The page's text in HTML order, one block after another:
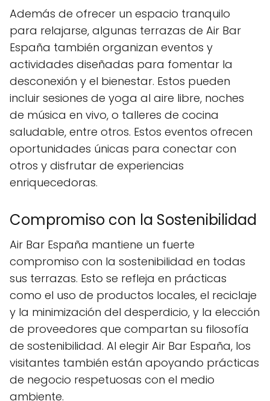
Además de ofrecer un espacio tranquilo
para relajarse, algunas terrazas de Air Bar
España también organizan eventos y
actividades diseñadas para fomentar la
desconexión y el bienestar. Estos pueden
incluir sesiones de yoga al aire libre, noches
de música en vivo, o talleres de cocina
saludable, entre otros. Estos eventos ofrecen
oportunidades únicas para conectar con
otros y disfrutar de experiencias
enriquecedoras.
Compromiso con la Sostenibilidad
Air Bar España mantiene un fuerte
compromiso con la sostenibilidad en todas
sus terrazas. Esto se refleja en prácticas
como el uso de productos locales, el reciclaje
y la minimización del desperdicio, y la elección
de proveedores que compartan su filosofía
de sostenibilidad. Al elegir Air Bar España, los
visitantes también están apoyando prácticas
de negocio respetuosas con el medio
ambiente.